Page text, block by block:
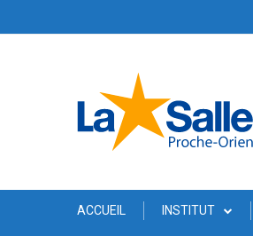
ACCUEIL INSTITUT